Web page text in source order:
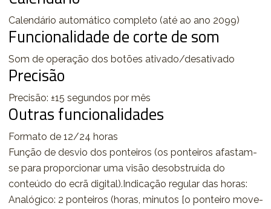
Calendário automático completo (até ao ano 2099)
Funcionalidade de corte de som
Som de operação dos botões ativado/desativado
Precisão
Precisão: ±15 segundos por mês
Outras funcionalidades
Formato de 12/24 horas
Função de desvio dos ponteiros (os ponteiros afastam-
se para proporcionar uma visão desobstruída do
conteúdo do ecrã digital).Indicação regular das horas:
Analógico: 2 ponteiros (horas, minutos [o ponteiro move-